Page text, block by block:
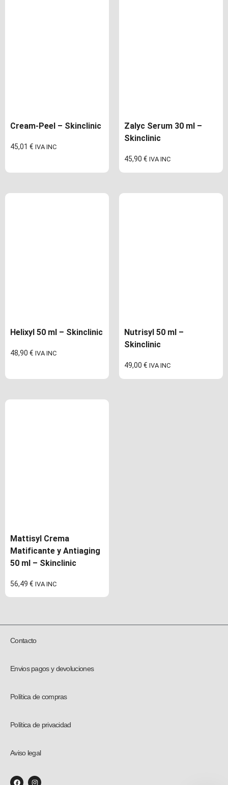
Cream-Peel – Skinclinic
45,01 € IVA INC
Zalyc Serum 30 ml –
Skinclinic
45,90 € IVA INC
Helixyl 50 ml – Skinclinic
48,90 € IVA INC
Nutrisyl 50 ml –
Skinclinic
49,00 € IVA INC
Mattisyl Crema
Matificante y Antiaging
50 ml – Skinclinic
56,49 € IVA INC
Contacto
Envios pagos y devoluciones
Política de compras
Política de privacidad
Aviso legal